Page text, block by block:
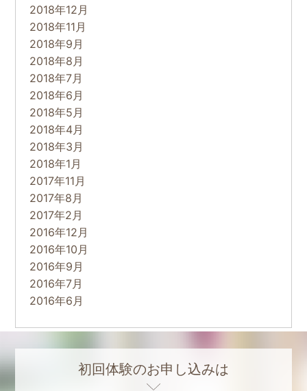
2018年12月
2018年11月
2018年9月
2018年8月
2018年7月
2018年6月
2018年5月
2018年4月
2018年3月
2018年1月
2017年11月
2017年8月
2017年2月
2016年12月
2016年10月
2016年9月
2016年7月
2016年6月
初回体験のお申し込みは